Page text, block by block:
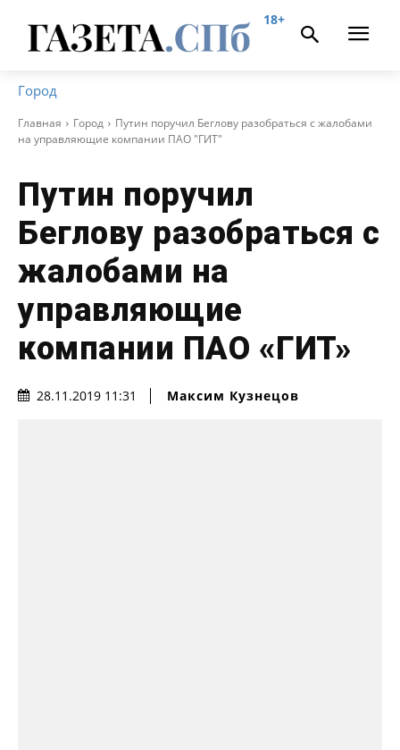
18+
Город
Главная Город
Путин поручил Беглову разобраться с жалобами
на управляющие компании ПАО "ГИТ"
Путин поручил
Беглову разобраться с
жалобами на
управляющие
компании ПАО «ГИТ»
28.11.2019 11:31 Максим Кузнецов